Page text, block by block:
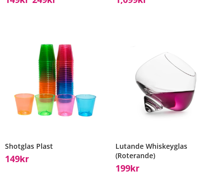
Shotglas Plast
149Kr
Lutande Whiskeyglas
(Roterande)
199Kr